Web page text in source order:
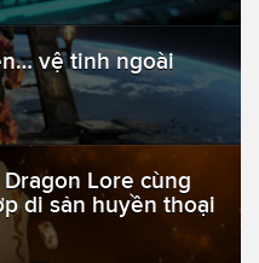
vệ tinh ngoài
Lore cùng
di sản huyền thoại